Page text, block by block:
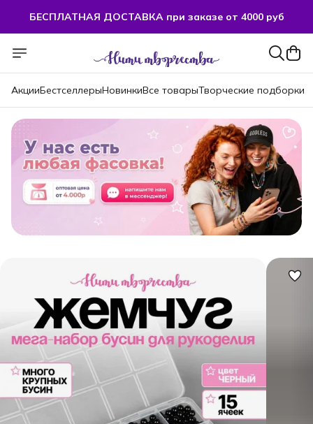
БЕСПЛАТНАЯ ДОСТАВКА при заказе от 4000 руб
БЕСПЛАТНАЯ ДОСТАВКА при заказе от 4000 руб
АкцииБестселлерыНовинкиВсе товарыТворческие подборки